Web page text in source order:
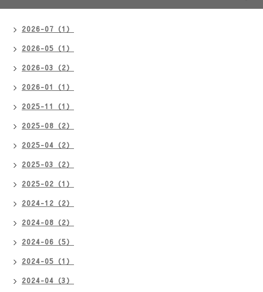
2026-07（1）
2026-05（1）
2026-03（2）
2026-01（1）
2025-11（1）
2025-08（2）
2025-04（2）
2025-03（2）
2025-02（1）
2024-12（2）
2024-08（2）
2024-06（5）
2024-05（1）
2024-04（3）